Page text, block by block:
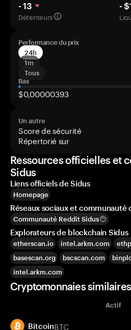
- 13
Détenteurs
-
Performance du prix
24h
1m
Tous
Bas
$0,00000393
Un autre
Score de sécurité
Répertorié sur
Ressources officielles et
Sidus
Liens officiels de Sidus
Homepage
Réseaux sociaux et communauté
Communauté Reddit Sidus
Explorateurs de blockchain Sidus
etherscan.io intel.arkm.com
basescan.org
bscscan.com
intel.arkm.com
Cryptomonnaies
Actif
BitcoinBTC